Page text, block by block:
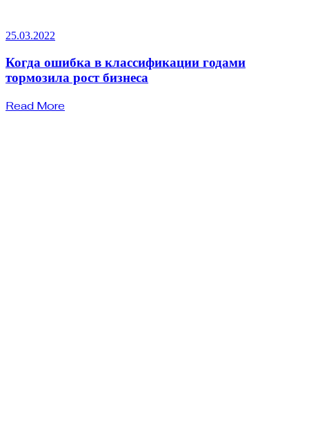
25.03.2022
Когда ошибка в классификации годами
тормозила рост бизнеса
Read More